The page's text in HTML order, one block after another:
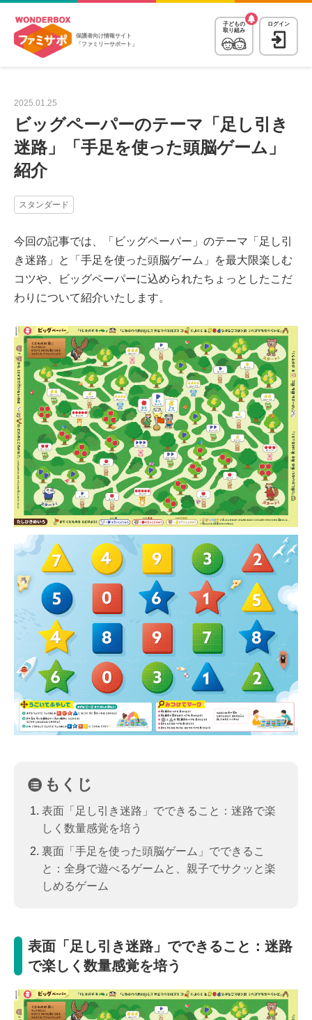
保護者向け情報サイト
「ファミリーサポート」
子どもの
取り組み
ログイン
2025.01.25
ビッグペーパーのテーマ「足し引き
迷路」「手足を使った頭脳ゲーム」
紹介
スタンダード
今回の記事では、「ビッグペーパー」のテーマ「足し引
き迷路」と「手足を使った頭脳ゲーム」を最大限楽しむ
コツや、ビッグペーパーに込められたちょっとしたこだ
わりについて紹介いたします。
もくじ
表面「足し引き迷路」でできること：迷路で楽
しく数量感覚を培う
裏面「手足を使った頭脳ゲーム」でできるこ
と：全身で遊べるゲームと、親子でサクッと楽
しめるゲーム
表面「足し引き迷路」でできること：迷路
で楽しく数量感覚を培う